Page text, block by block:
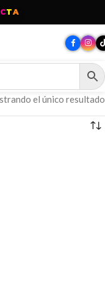
CTA
el único resultado